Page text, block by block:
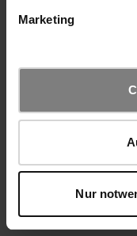
Marketing
Nur